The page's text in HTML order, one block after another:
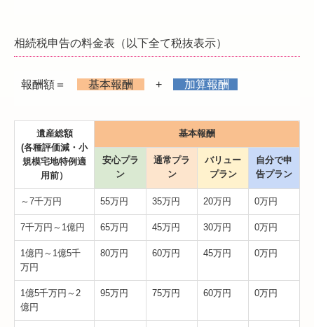
相続税申告の料金表（以下全て税抜表示）
報酬額＝ 基本報酬 + 加算報酬
遺産総額
(各種評価減・小
規模宅地特例適
用前）
基本報酬
安心プラ
ン
通常プラ
ン
バリュー
プラン
自分で申
告プラン
～7千万円 55万円 35万円 20万円 0万円
7千万円～1億円 65万円 45万円 30万円 0万円
1億円～1億5千
万円
80万円 60万円 45万円 0万円
1億5千万円～2
億円
95万円 75万円 60万円 0万円